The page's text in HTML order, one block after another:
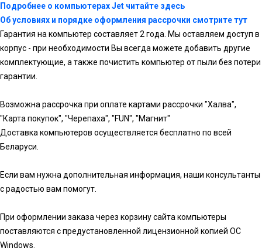
Подробнее о компьютерах Jet читайте здесь
Об условиях и порядке оформления рассрочки смотрите тут
Гарантия на компьютер составляет 2 года. Мы оставляем доступ в
корпус - при необходимости Вы всегда можете добавить другие
комплектующие, а также почистить компьютер от пыли без потери
гарантии.
Возможна рассрочка при оплате картами рассрочки "Халва",
"Карта покупок", "Черепаха", "FUN", "Магнит"
Доставка компьютеров осуществляется бесплатно по всей
Беларуси.
Если вам нужна дополнительная информация, наши консультанты
с радостью вам помогут.
При оформлении заказа через корзину сайта компьютеры
поставляются с предустановленной лицензионной копией ОС
Windows.